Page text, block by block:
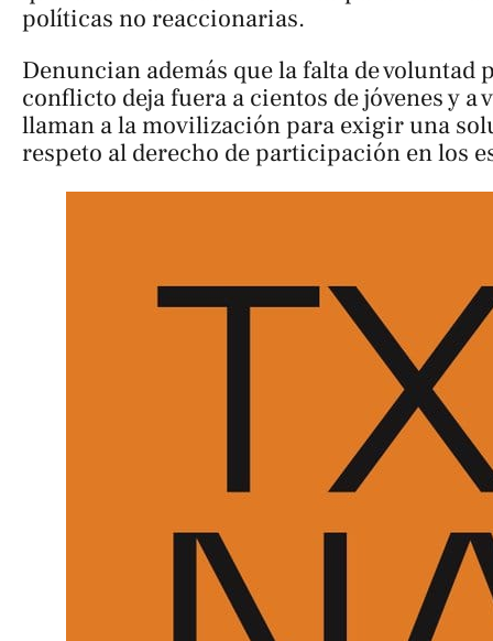
políticas no reaccionarias.
Denuncian además que la falta de voluntad
conflicto deja fuera a cientos de jóvenes y a
llaman a la movilización para exigir una
respeto al derecho de participación en los